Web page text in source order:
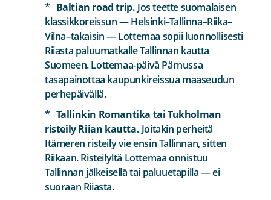
Baltian road trip. Jos teette suomalaisen
klassikkoreissun — Helsinki–Tallinna–Riika–
Vilna–takaisin — Lottemaa sopii luonnollisesti
Riiasta paluumatkalle Tallinnan kautta
Suomeen. Lottemaa-päivä Pärnussa
tasapainottaa kaupunkireissua maaseudun
perhepäivällä.
Tallinkin Romantika tai Tukholman
risteily Riian kautta. Joitakin perheitä
Itämeren risteily vie ensin Tallinnan, sitten
Riikaan. Risteilyltä Lottemaa onnistuu
Tallinnan jälkeisellä tai paluuetapilla — ei
suoraan Riiasta.